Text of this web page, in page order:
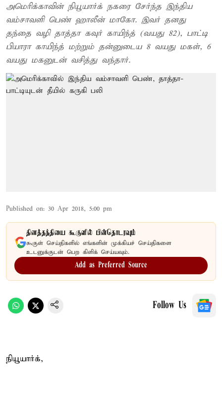
அமெரிக்காவின் நியூயார்க் நகரை சேர்ந்த இந்திய
வம்சாவளி பெண் ஹாலீன் மாகோ. இவர் தனது
தந்தை வழி தாத்தா கவுர் காயிந்த் (வயது 82), பாட்டி
பியாரா காயிந்த் மற்றும் தன்னுடைய 8 வயது மகள், 6
வயது மகனுடன் வசித்து வந்தார்.
Published on: 30 Apr 2018, 5:00 pm
தினத்தந்தியை கூகுளில் பின்தொடரவும்
கூகுள் செய்திகளில் எங்களின் முக்கியச் செய்திகளை
உடனுக்குடன் பெற கிளிக் செய்யவும்.
Add as Preferred Source
Follow Us
நியூயார்க்,